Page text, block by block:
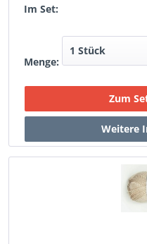
Im Set:
Menge: